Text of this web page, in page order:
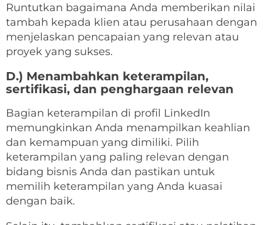
Runtutkan bagaimana Anda memberikan nilai
tambah kepada klien atau perusahaan dengan
menjelaskan pencapaian yang relevan atau
proyek yang sukses.
D.) Menambahkan keterampilan,
sertifikasi, dan penghargaan relevan
Bagian keterampilan di profil LinkedIn
memungkinkan Anda menampilkan keahlian
dan kemampuan yang dimiliki. Pilih
keterampilan yang paling relevan dengan
bidang bisnis Anda dan pastikan untuk
memilih keterampilan yang Anda kuasai
dengan baik.